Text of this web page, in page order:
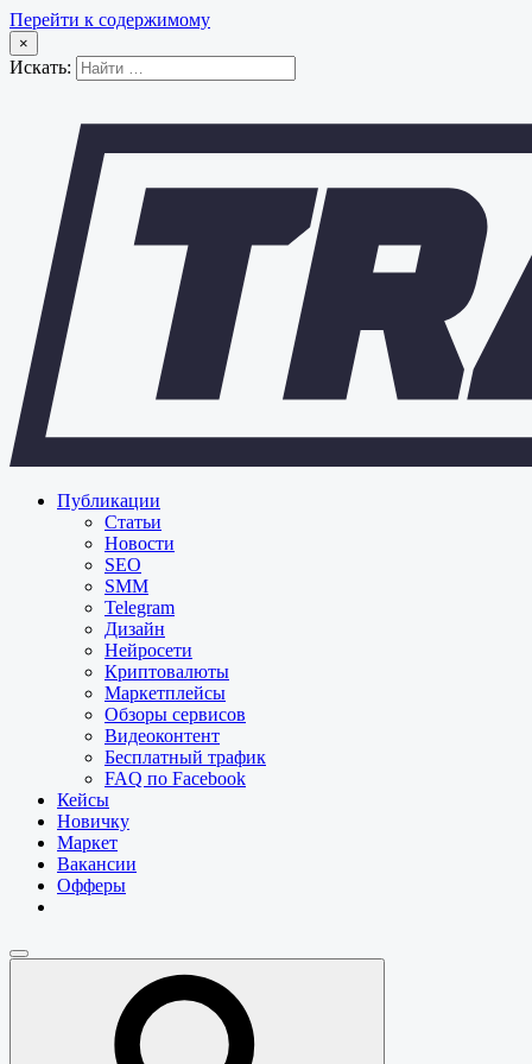
Перейти к содержимому
×
Искать:
Публикации
Статьи
Новости
SEO
SMM
Telegram
Дизайн
Нейросети
Криптовалюты
Маркетплейсы
Обзоры сервисов
Видеоконтент
Бесплатный трафик
FAQ по Facebook
Кейсы
Новичку
Маркет
Вакансии
Офферы